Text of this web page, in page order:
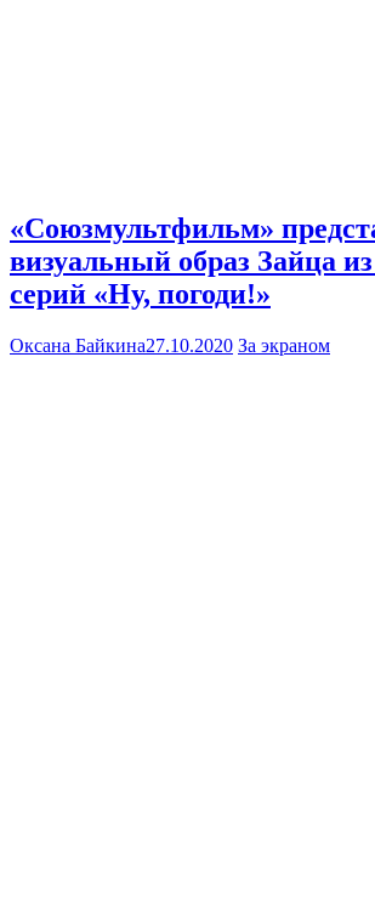
«Союзмультфильм»
визуальный образ Зайца
серий «Ну, погоди!»
Оксана Байкина27.10.2020 За экраном